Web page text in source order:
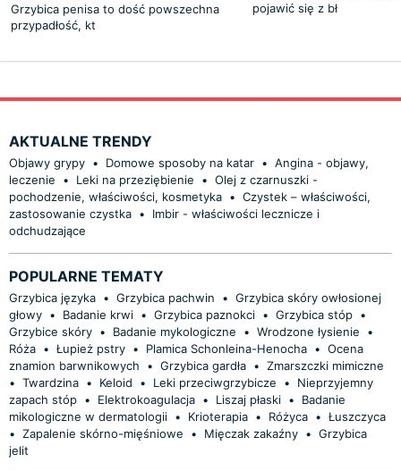
Grzybica penisa to dość powszechna
przypadłość, kt
pojawić się z bł
AKTUALNE TRENDY
Objawy grypy • Domowe sposoby na katar • Angina - objawy,
leczenie
• Leki na przeziębienie • Olej z czarnuszki -
pochodzenie, właściwości, kosmetyka • Czystek – właściwości,
zastosowanie czystka •
Imbir - właściwości lecznicze i
odchudzające
POPULARNE TEMATY
Grzybica języka • Grzybica pachwin • Grzybica skóry owłosionej
głowy • Badanie krwi • Grzybica paznokci • Grzybica stóp •
Grzybice skóry • Badanie mykologiczne • Wrodzone łysienie
•
Róża • Łupież pstry • Plamica Schonleina-Henocha • Ocena
znamion barwnikowych
• Grzybica gardła • Zmarszczki mimiczne
• Twardzina • Keloid • Leki przeciwgrzybicze •
Nieprzyjemny
zapach stóp • Elektrokoagulacja • Liszaj płaski •
Badanie
mikologiczne w dermatologii • Krioterapia • Różyca • Łuszczyca
• Zapalenie skórno-mięśniowe • Mięczak zakaźny • Grzybica
jelit